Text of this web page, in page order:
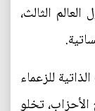
الثالث،
للزعماء
تخلو